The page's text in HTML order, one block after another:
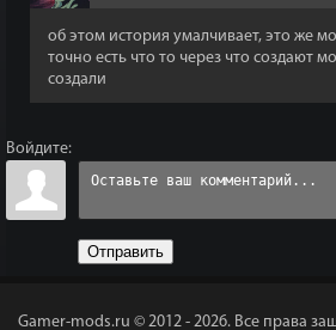
об этом история умалчивает, это же
точно есть что то через что создают
создали
Войдите:
Отправить
Gamer-mods.ru © 2012 - 2026. Все права